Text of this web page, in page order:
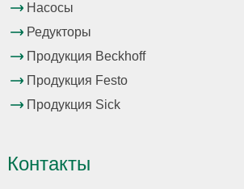
Насосы
Редукторы
Продукция Beckhoff
Продукция Festo
Продукция Sick
Контакты